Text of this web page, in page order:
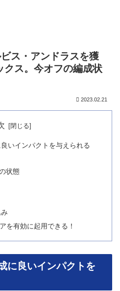
ス・アンドラスを獲
クス。今オフの編成状
2023.02.21
いインパクトを与えられる
状態
み
を有効に起用できる！
に良いインパクトを